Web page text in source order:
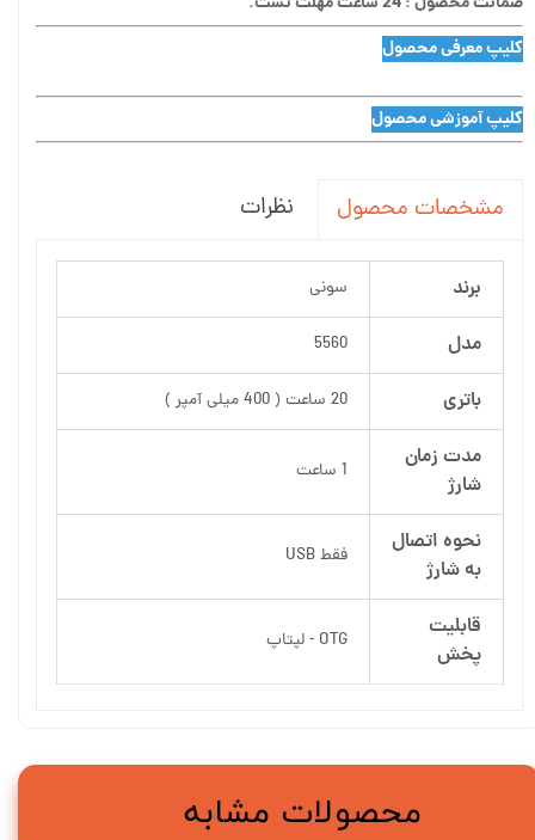
کلیپ معرفی محصول
کلیپ آموزشی محصول
مشخصات محصول نظرات
برند سونی
مدل 5560
باتری 20 ساعت ( 400 میلی آمپر )
مدت زمان
شارژ
1 ساعت
نحوه اتصال
به شارژ
فقط USB
قابلیت
پخش
OTG - لپتاپ
محصولات مشابه